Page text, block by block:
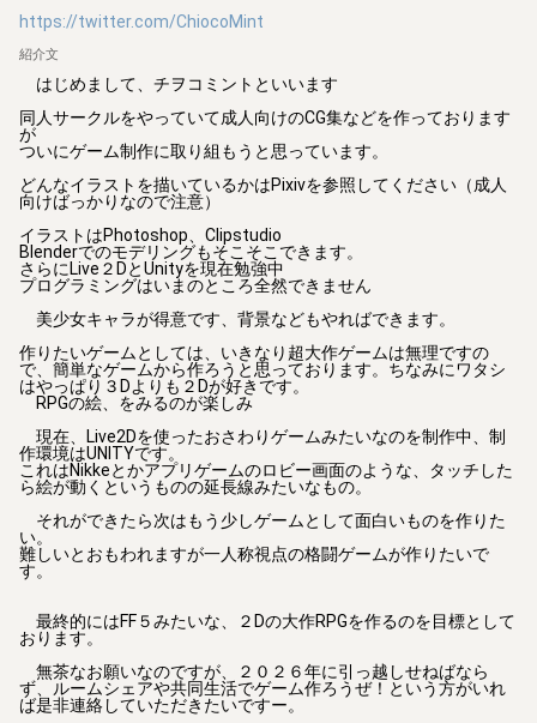
https://twitter.com/ChiocoMint
紹介文
はじめまして、チヲコミントといいます
同人サークルをやっていて成人向けのCG集などを作っております
が
ついにゲーム制作に取り組もうと思っています。
どんなイラストを描いているかはPixivを参照してください（成人
向けばっかりなので注意）
イラストはPhotoshop、Clipstudio
Blenderでのモデリングもそこそこできます。
さらにLive２DとUnityを現在勉強中
プログラミングはいまのところ全然できません
美少女キャラが得意です、背景などもやればできます。
作りたいゲームとしては、いきなり超大作ゲームは無理ですの
で、簡単なゲームから作ろうと思っております。ちなみにワタシ
はやっぱり３Dよりも２Dが好きです。
RPGの絵、をみるのが楽しみ
現在、Live2Dを使ったおさわりゲームみたいなのを制作中、制
作環境はUNITYです。
これはNikkeとかアプリゲームのロビー画面のような、タッチした
ら絵が動くというものの延長線みたいなもの。
それができたら次はもう少しゲームとして面白いものを作りた
い。
難しいとおもわれますが一人称視点の格闘ゲームが作りたいで
す。
最終的にはFF５みたいな、２Dの大作RPGを作るのを目標として
おります。
無茶なお願いなのですが、２０２６年に引っ越しせねばなら
ず、ルームシェアや共同生活でゲーム作ろうぜ！という方がいれ